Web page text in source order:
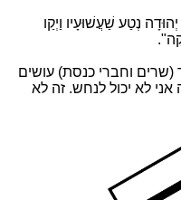
נְטַע שַׁעֲשׁוּעָיו וַיְקַו
(שרים וחברי כנסת) עושים
לא יכול לנחש. זה לא